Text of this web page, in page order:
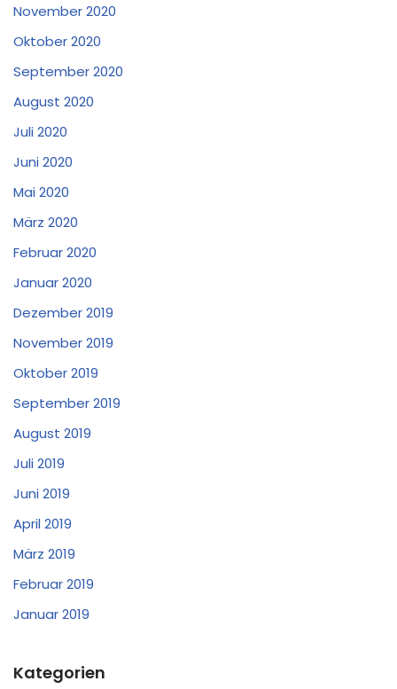
November 2020
Oktober 2020
September 2020
August 2020
Juli 2020
Juni 2020
Mai 2020
März 2020
Februar 2020
Januar 2020
Dezember 2019
November 2019
Oktober 2019
September 2019
August 2019
Juli 2019
Juni 2019
April 2019
März 2019
Februar 2019
Januar 2019
Kategorien